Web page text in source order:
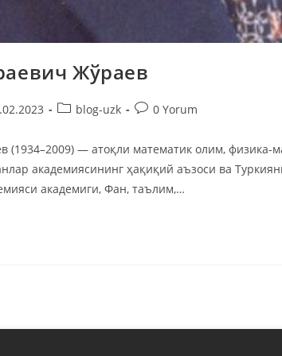
Жўраев
blog-uzk 0 Yorum
(1934–2009) — атоқли математик олим, физика-
академиясининг ҳақиқий аъзоси ва
академиги, Фан, таълим,…